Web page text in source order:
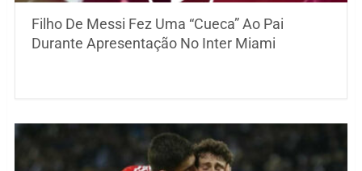
Filho De Messi Fez Uma “Cueca” Ao Pai
Durante Apresentação No Inter Miami